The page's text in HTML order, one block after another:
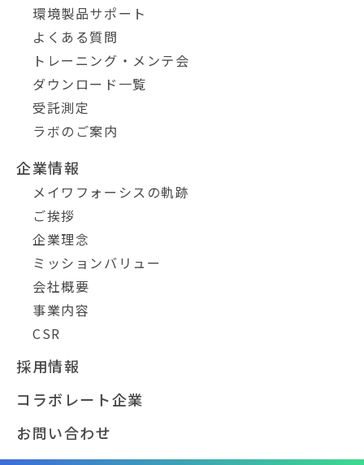
環境製品サポート
よくある質問
トレーニング・メンテ会
ダウンロード一覧
受託測定
ラボのご案内
企業情報
メイワフォーシスの軌跡
ご挨拶
企業理念
ミッションバリュー
会社概要
事業内容
CSR
採用情報
コラボレート企業
お問い合わせ